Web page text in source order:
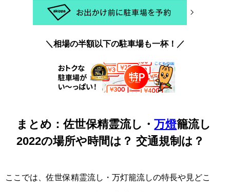
＼相場の半額以下の駐車場も一杯！／
まとめ：佐世保精霊流し・万燈籠流し
2022の場所や時間は？ 交通規制は？
ここでは、佐世保精霊流し・万灯籠流しの特長や見どこ